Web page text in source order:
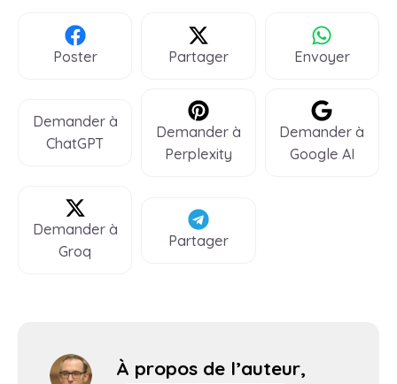
Poster Partager Envoyer
Demander à
ChatGPT
Demander à
Perplexity
Demander à
Google AI
Demander à
Groq
Partager
À propos de l’auteur,